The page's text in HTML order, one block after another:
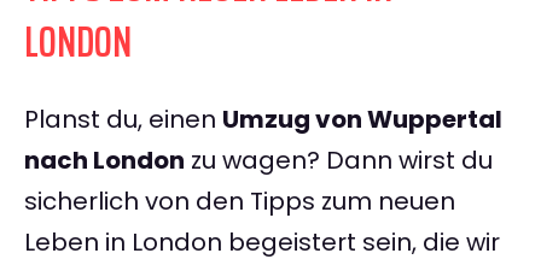
LONDON
Planst du, einen Umzug von Wuppertal
nach London zu wagen? Dann wirst du
sicherlich von den Tipps zum neuen
Leben in London begeistert sein, die wir